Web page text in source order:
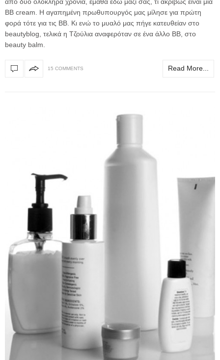
ΒΒ cream. Η αγαπημένη πρωθυπουργός μας μίλησε για πρώτη
φορά τότε για τις ΒΒ. Κι ενώ το μυαλό μας πήγε κατευθείαν στο
beautyblog, τελικά η Τζούλια αναφερόταν σε ένα άλλο ΒΒ, στο
beauty balm.
15 COMMENTS Read More...